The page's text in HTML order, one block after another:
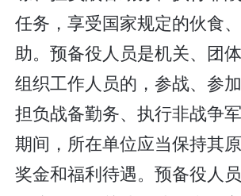
任务，享受国家规定的伙食
助。预备役人员是机关、团
组织工作人员的，参战、参加
担负战备勤务、执行非战争
期间，所在单位应当保持其原
奖金和福利待遇。预备役人